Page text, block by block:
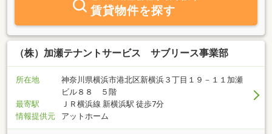
賃貸物件を探す
（株）加瀬テナントサービス サブリース事業部
所在地
神奈川県横浜市港北区新横浜３丁目１９－１１加瀬
ビル８８ ５階
最寄駅
ＪＲ横浜線 新横浜駅 徒歩7分
情報提供元
アットホーム